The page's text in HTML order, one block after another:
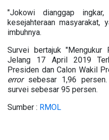
"Jokowi dianggap
kesejahteraan masyarakat,
imbuhnya.
Survei bertajuk "Mengukur
Jelang 17 April 2019
Presiden dan Calon Wakil
errorsebesar 1,96 persen.
survei sebesar 95 persen.
Sumber : RMOL